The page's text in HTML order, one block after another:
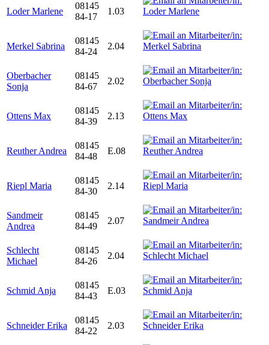
Loder Marlene
08145
84-17
1.03
Merkel Sabrina
08145
84-24
2.04
Oberbacher
Sonja
08145
84-67
2.02
Ottens Max
08145
84-39
2.13
Reuther Andrea
08145
84-48
E.08
Riepl Maria
08145
84-30
2.14
Sandmeir
Andrea
08145
84-49
2.07
Schlecht
Michael
08145
84-26
2.04
Schmid Anja
08145
84-43
E.03
Schneider Erika
08145
84-22
2.03